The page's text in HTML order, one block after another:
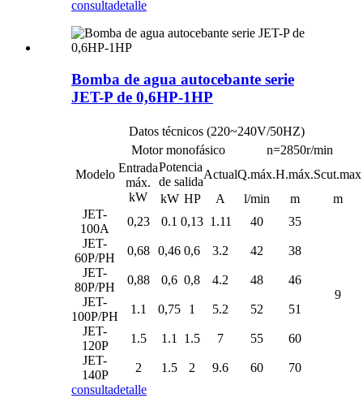
consultadetalle
Bomba de agua autocebante serie
JET-P de 0,6HP-1HP
Datos técnicos (220~240V/50HZ)
Modelo
Motor monofásico
n=2850r/min
Entrada
máx.
kW
Potencia
de salida
ActualQ.máx.H.máx.Scut.max
kW HP A l/min m
m
JET-
100A
0,23 0.1 0,13 1.11 40 35
9
JET-
60P/PH
0,68 0,46 0,6 3.2 42
38
JET-
80P/PH
0,88 0,6 0,8 4.2 48
46
JET-
100P/PH
1.1 0,75 1 5.2 52
51
JET-
120P
1.5 1.1 1.5 7 55
60
JET-
140P
2 1.5 2 9.6 60
70
consultadetalle